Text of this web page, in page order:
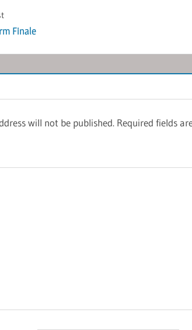
Finale
will not be published. Required fields